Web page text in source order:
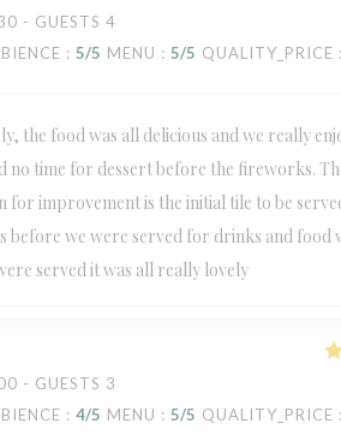
- GUESTS 4
: 5/5 MENU : 5/5 QUALITY_PRICE
the food was all delicious and we really
no time for dessert before the fireworks.
for improvement is the initial tile to be
before we were served for drinks and food
served it was all really lovely
- GUESTS 3
: 4/5 MENU : 5/5 QUALITY_PRICE